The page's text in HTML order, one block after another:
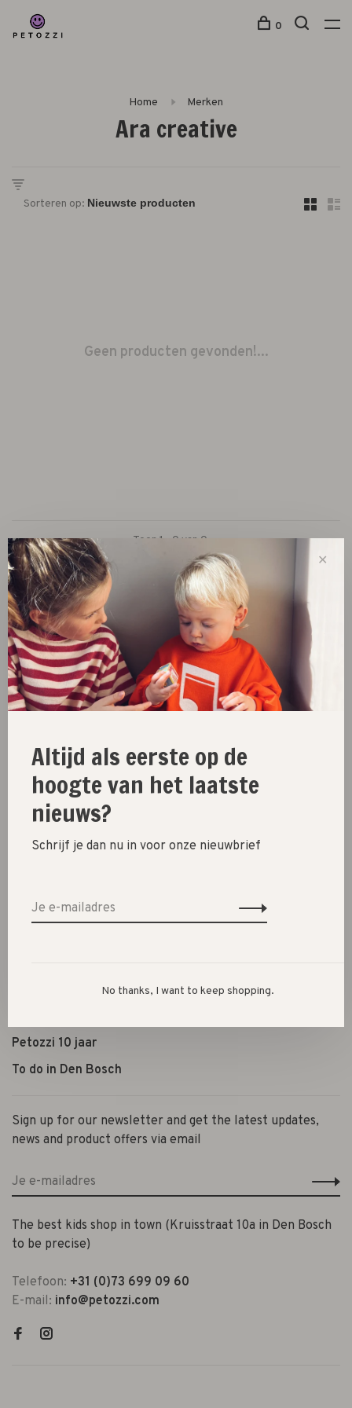
0
Home Merken
Ara creative
Sorteren op:
Geen producten gevonden!...
Toon 1 - 0 van 0
New
SALE 30%
SALE 60%
Kleding
Cadeautjes
Lifestyle
Shop the look
Over ons
Algemene voorwaarden
Verzenden, ruilen & retourneren
Petozzi 10 jaar
To do in Den Bosch
Sign up for our newsletter and get the latest updates,
news and product offers via email
The best kids shop in town (Kruisstraat 10a in Den Bosch
to be precise)
Telefoon: +31 (0)73 699 09 60
E-mail: info@petozzi.com
✕
Altijd als eerste op de
hoogte van het laatste
nieuws?
Schrijf je dan nu in voor onze nieuwbrief
No thanks, I want to keep shopping.